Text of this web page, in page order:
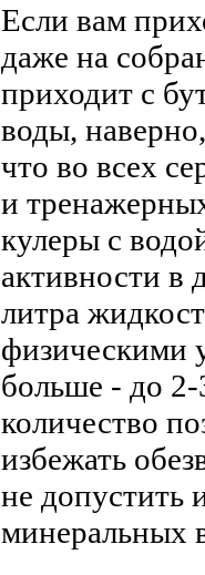
Если вам
даже на
приходит с
воды,
что во всех
и
кулеры с
активности в
литра
физическими
больше - до
количество
избежать
не допустить
минеральных